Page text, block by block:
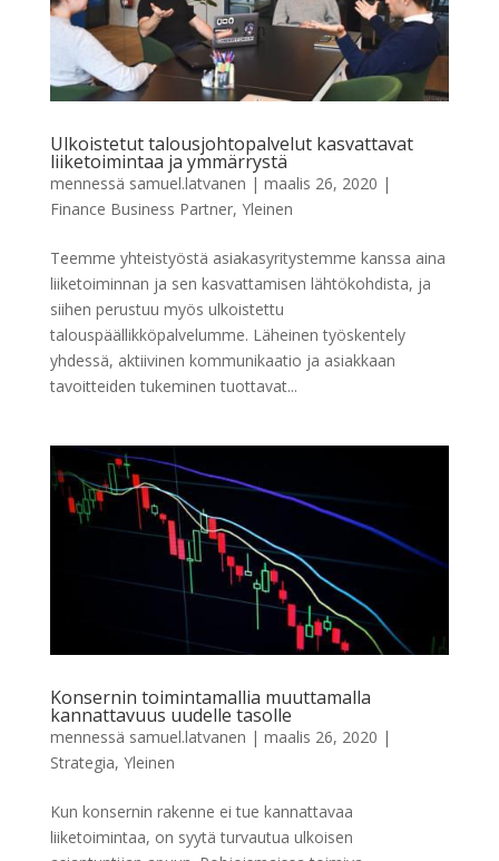
Ulkoistetut talousjohtopalvelut kasvattavat
liiketoimintaa ja ymmärrystä
mennessä samuel.latvanen | maalis 26, 2020 |
Finance Business Partner, Yleinen
Teemme yhteistyöstä asiakasyritystemme kanssa aina
liiketoiminnan ja sen kasvattamisen lähtökohdista, ja
siihen perustuu myös ulkoistettu
talouspäällikköpalvelumme. Läheinen työskentely
yhdessä, aktiivinen kommunikaatio ja asiakkaan
tavoitteiden tukeminen tuottavat...
Konsernin toimintamallia muuttamalla
kannattavuus uudelle tasolle
mennessä samuel.latvanen | maalis 26, 2020 |
Strategia, Yleinen
Kun konsernin rakenne ei tue kannattavaa
liiketoimintaa, on syytä turvautua ulkoisen